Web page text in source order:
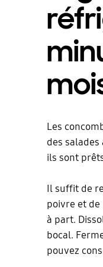
Les
des
ils sont
Il suffit de
poivre et de
à part.
bocal.
pouvez